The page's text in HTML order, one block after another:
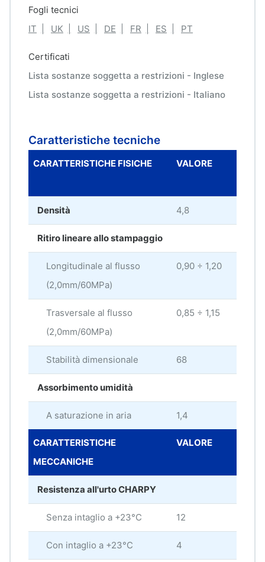
Fogli tecnici
IT
UK US DE FR ES PT
Certificati
Lista sostanze soggetta a restrizioni - Inglese
Lista sostanze soggetta a restrizioni - Italiano
Caratteristiche tecniche
CARATTERISTICHE FISICHE VALORE
Densità 4,8
Ritiro lineare allo stampaggio
Longitudinale al flusso
(2,0mm/60MPa)
0,90 ÷ 1,20
Trasversale al flusso
(2,0mm/60MPa)
0,85 ÷ 1,15
Stabilità dimensionale 68
Assorbimento umidità
A saturazione in aria 1,4
CARATTERISTICHE
MECCANICHE
VALORE
Resistenza all'urto CHARPY
Senza intaglio a +23°C 12
Con intaglio a +23°C 4